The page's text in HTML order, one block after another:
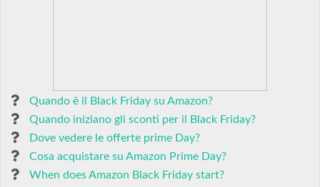
Quando è il Black Friday su Amazon?
Quando iniziano gli sconti per il Black Friday?
Dove vedere le offerte prime Day?
Cosa acquistare su Amazon Prime Day?
When does Amazon Black Friday start?